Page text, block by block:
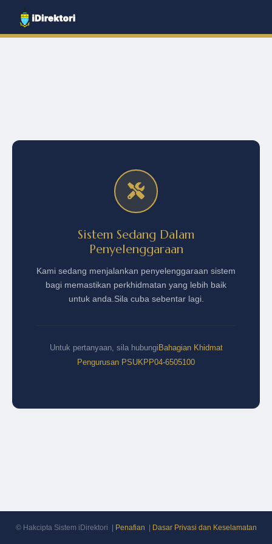
Sistem Sedang Dalam
Penyelenggaraan
Kami sedang menjalankan penyelenggaraan sistem
bagi memastikan perkhidmatan yang lebih baik
untuk anda. Sila cuba sebentar lagi.
Untuk pertanyaan, sila hubungi Bahagian Khidmat
Pengurusan PSUKPP04-6505100
© Hakcipta Sistem iDirektori | Penafian Dasar Privasi dan Keselamatan